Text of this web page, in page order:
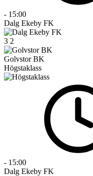
- 15:00
Dalg Ekeby FK
3 2
Golvstor BK
Högstaklass
- 15:00
Dalg Ekeby FK